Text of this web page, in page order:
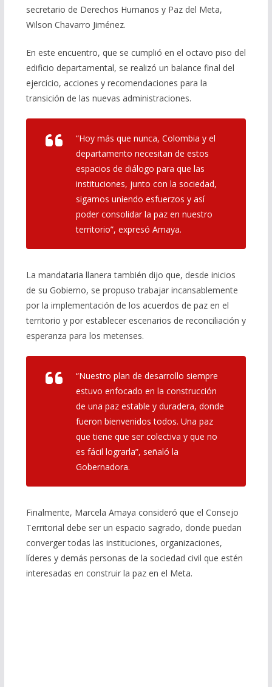
secretario de Derechos Humanos y Paz del Meta,
Wilson Chavarro Jiménez.
En este encuentro, que se cumplió en el octavo piso del
edificio departamental, se realizó un balance final del
ejercicio, acciones y recomendaciones para la
transición de las nuevas administraciones.
“Hoy más que nunca, Colombia y el
departamento necesitan de estos
espacios de diálogo para que las
instituciones, junto con la sociedad,
sigamos uniendo esfuerzos y así
poder consolidar la paz en nuestro
territorio”, expresó Amaya.
La mandataria llanera también dijo que, desde inicios
de su Gobierno, se propuso trabajar incansablemente
por la implementación de los acuerdos de paz en el
territorio y por establecer escenarios de reconciliación y
esperanza para los metenses.
“Nuestro plan de desarrollo siempre
estuvo enfocado en la construcción
de una paz estable y duradera, donde
fueron bienvenidos todos. Una paz
que tiene que ser colectiva y que no
es fácil lograrla”, señaló la
Gobernadora.
Finalmente, Marcela Amaya consideró que el Consejo
Territorial debe ser un espacio sagrado, donde puedan
converger todas las instituciones, organizaciones,
líderes y demás personas de la sociedad civil que estén
interesadas en construir la paz en el Meta.